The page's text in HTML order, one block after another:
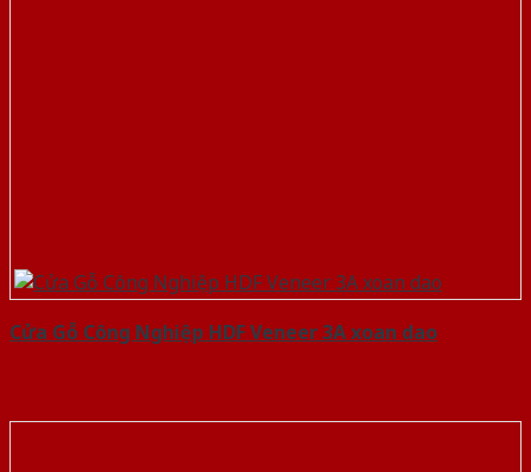
Cửa Gỗ Công Nghiệp HDF Veneer 3A xoan dao